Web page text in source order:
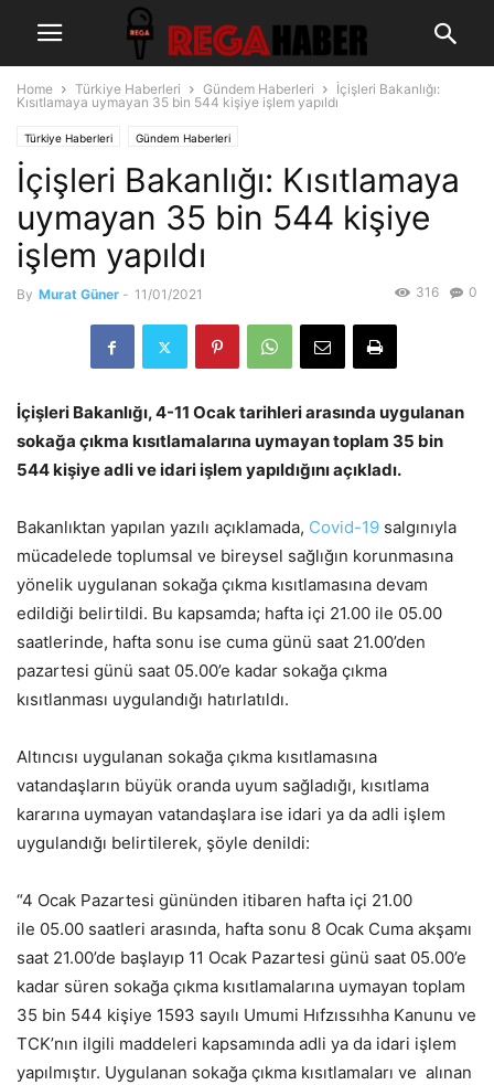
Home Türkiye Haberleri Gündem Haberleri
İçişleri Bakanlığı:
Kısıtlamaya uymayan 35 bin 544 kişiye işlem yapıldı
Türkiye Haberleri Gündem Haberleri
İçişleri Bakanlığı: Kısıtlamaya
uymayan 35 bin 544 kişiye
işlem yapıldı
By Murat Güner - 11/01/2021 0
316
İçişleri Bakanlığı, 4-11 Ocak tarihleri arasında uygulanan
sokağa çıkma kısıtlamalarına uymayan toplam 35 bin
544 kişiye adli ve idari işlem yapıldığını açıkladı.
Bakanlıktan yapılan yazılı açıklamada, Covid-19 salgınıyla
mücadelede toplumsal ve bireysel sağlığın korunmasına
yönelik uygulanan sokağa çıkma kısıtlamasına devam
edildiği belirtildi. Bu kapsamda; hafta içi 21.00 ile 05.00
saatlerinde, hafta sonu ise cuma günü saat 21.00’den
pazartesi günü saat 05.00’e kadar sokağa çıkma
kısıtlanması uygulandığı hatırlatıldı.
Altıncısı uygulanan sokağa çıkma kısıtlamasına
vatandaşların büyük oranda uyum sağladığı, kısıtlama
kararına uymayan vatandaşlara ise idari ya da adli işlem
uygulandığı belirtilerek, şöyle denildi:
“4 Ocak Pazartesi gününden itibaren hafta içi 21.00
ile 05.00 saatleri arasında, hafta sonu 8 Ocak Cuma akşamı
saat 21.00’de başlayıp 11 Ocak Pazartesi günü saat 05.00’e
kadar süren sokağa çıkma kısıtlamalarına uymayan toplam
35 bin 544 kişiye 1593 sayılı Umumi Hıfzıssıhha Kanunu ve
TCK’nın ilgili maddeleri kapsamında adli ya da idari işlem
yapılmıştır. Uygulanan sokağa çıkma kısıtlamaları ve alınan